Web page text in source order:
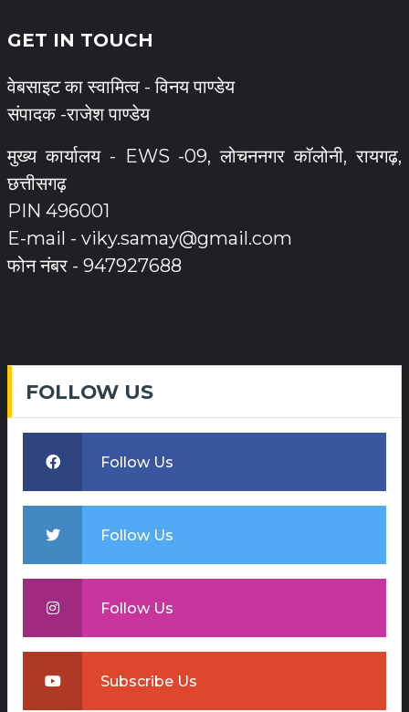
GET IN TOUCH
वेबसाइट का स्वामित्व - विनय पाण्डेय
संपादक -राजेश पाण्डेय
मुख्य कार्यालय - EWS -09, लोचननगर कॉलोनी, रायगढ़,
छत्तीसगढ़
PIN 496001
E-mail - viky.samay@gmail.com
फोन नंबर - 947927688
FOLLOW US
Follow Us
Follow Us
Follow Us
Subscribe Us